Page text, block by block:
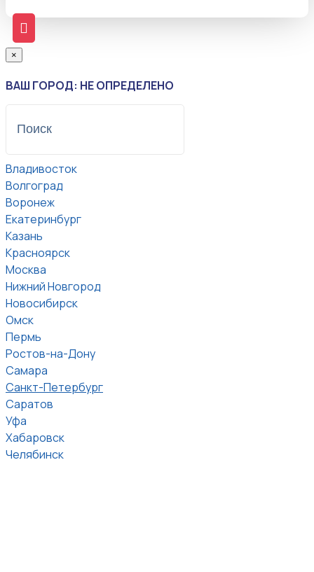
×
ВАШ ГОРОД: НЕ ОПРЕДЕЛЕНО
Владивосток
Волгоград
Воронеж
Екатеринбург
Казань
Красноярск
Москва
Нижний Новгород
Новосибирск
Омск
Пермь
Ростов-на-Дону
Самара
Санкт-Петербург
Саратов
Уфа
Хабаровск
Челябинск